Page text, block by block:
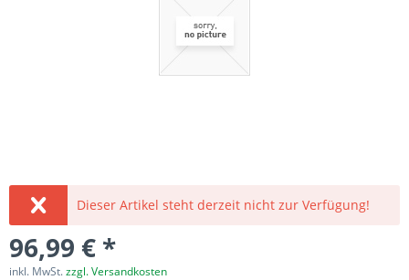
Dieser Artikel steht derzeit nicht zur Verfügung!
96,99 € *
inkl. MwSt.zzgl. Versandkosten